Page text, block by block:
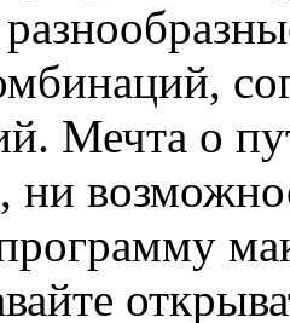
Мечта о
ни
программу